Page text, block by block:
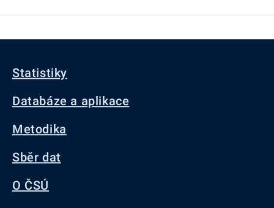
Statistiky
Databáze a aplikace
Metodika
Sběr dat
O ČSÚ